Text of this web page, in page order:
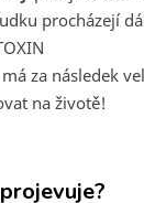
procházejí
má za následek
na životě!